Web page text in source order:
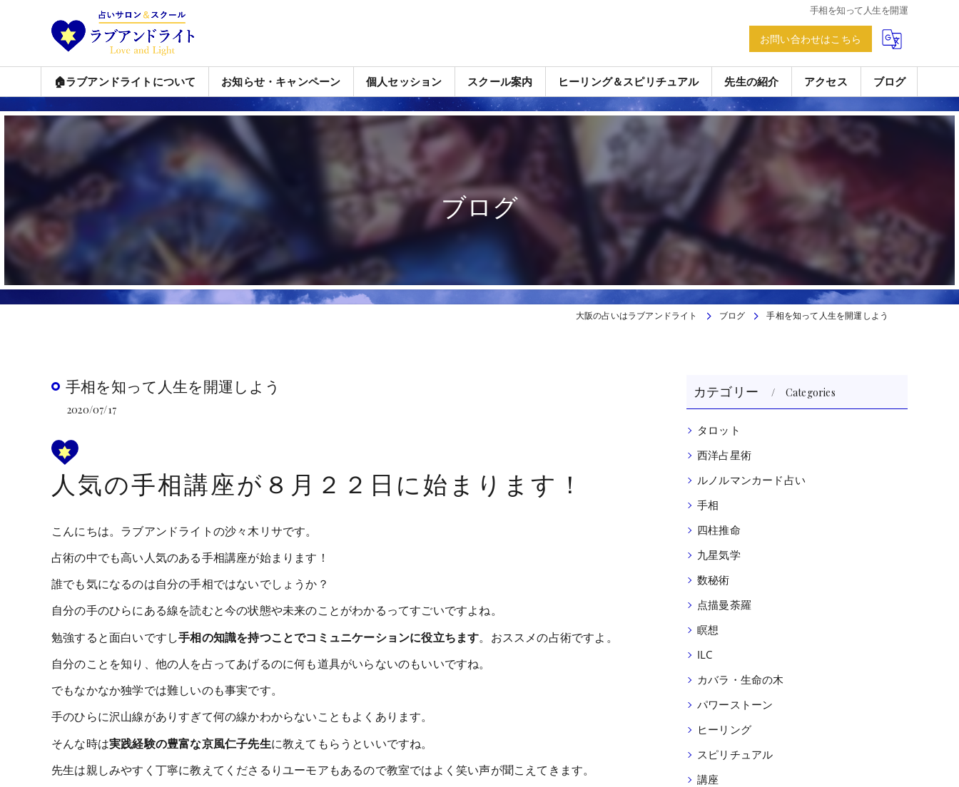
手相を知って人生を開運
お問い合わせはこちら
🏠ラブアンドライトについて お知らせ・キャンペーン 個人セッション スクール案内 ヒーリング＆スピリチュアル 先生の紹介 アクセス ブログ
ブログ
大阪の占いはラブアンドライト ブログ 手相を知って人生を開運しよう
手相を知って人生を開運しよう
2020/07/17
人気の手相講座が８月２２日に始まります！
こんにちは。ラブアンドライトの沙々木リサです。
占術の中でも高い人気のある手相講座が始まります！
誰でも気になるのは自分の手相ではないでしょうか？
自分の手のひらにある線を読むと今の状態や未来のことがわかるってすごいですよね。
勉強すると面白いですし手相の知識を持つことでコミュニケーションに役立ちます。おススメの占術ですよ。
自分のことを知り、他の人を占ってあげるのに何も道具がいらないのもいいですね。
でもなかなか独学では難しいのも事実です。
手のひらに沢山線がありすぎて何の線かわからないこともよくあります。
そんな時は実践経験の豊富な京風仁子先生に教えてもらうといいですね。
先生は親しみやすく丁寧に教えてくださるりユーモアもあるので教室ではよく笑い声が聞こえてきます。
カテゴリー Categories
タロット
西洋占星術
ルノルマンカード占い
手相
四柱推命
九星気学
数秘術
点描曼荼羅
瞑想
ILC
カバラ・生命の木
パワーストーン
ヒーリング
スピリチュアル
講座